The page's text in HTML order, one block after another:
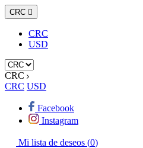
CRC 
CRC
USD
CRC
CRC USD
Facebook
Instagram
Mi lista de deseos (0)